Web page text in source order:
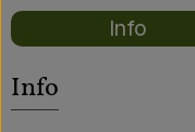
Community
Info
Info